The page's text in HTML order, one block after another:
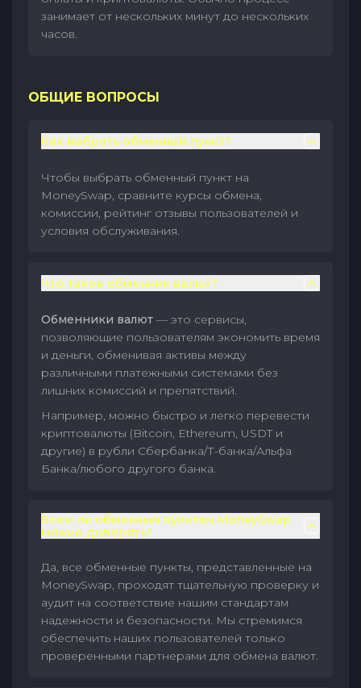
занимает от нескольких минут до нескольких
часов.
ОБЩИЕ ВОПРОСЫ
Как выбрать обменный пункт?
Чтобы выбрать обменный пункт на
MoneySwap, сравните курсы обмена,
комиссии, рейтинг отзывы пользователей и
условия обслуживания.
Что такое обменник валют?
Обменники валют — это сервисы,
позволяющие пользователям экономить время
и деньги, обменивая активы между
различными платежными системами без
лишних комиссий и препятствий.
Например, можно быстро и легко перевести
криптовалюты (Bitcoin, Ethereum, USDT и
другие) в рубли Сбербанка/Т-банка/Альфа
Банка/любого другого банка.
Всем ли обменным пунктам MoneySwap
можно доверять?
Да, все обменные пункты, представленные на
MoneySwap, проходят тщательную проверку и
аудит на соответствие нашим стандартам
надежности и безопасности. Мы стремимся
обеспечить наших пользователей только
проверенными партнерами для обмена валют.